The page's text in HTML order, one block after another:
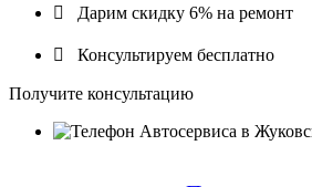
 Дарим скидку 6% на ремонт
 Консультируем бесплатно
Получите консультацию